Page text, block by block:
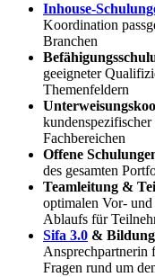
Inhouse-
Koordination
Branchen
geeigneter
Themenfeldern
Fachbereichen
Offene
des gesamten
Teamleitung &
optimalen Vor-
Ablaufs für
Sifa 3.0 &
Ansprechpartnerin
Fragen rund um